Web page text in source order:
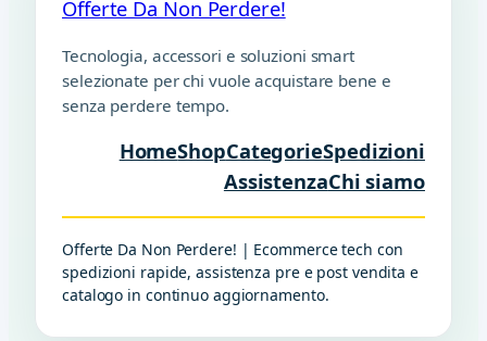
Offerte Da Non Perdere!
Tecnologia, accessori e soluzioni smart
selezionate per chi vuole acquistare bene e
senza perdere tempo.
HomeShopCategorieSpedizioni
AssistenzaChi siamo
Offerte Da Non Perdere! | Ecommerce tech con
spedizioni rapide, assistenza pre e post vendita e
catalogo in continuo aggiornamento.